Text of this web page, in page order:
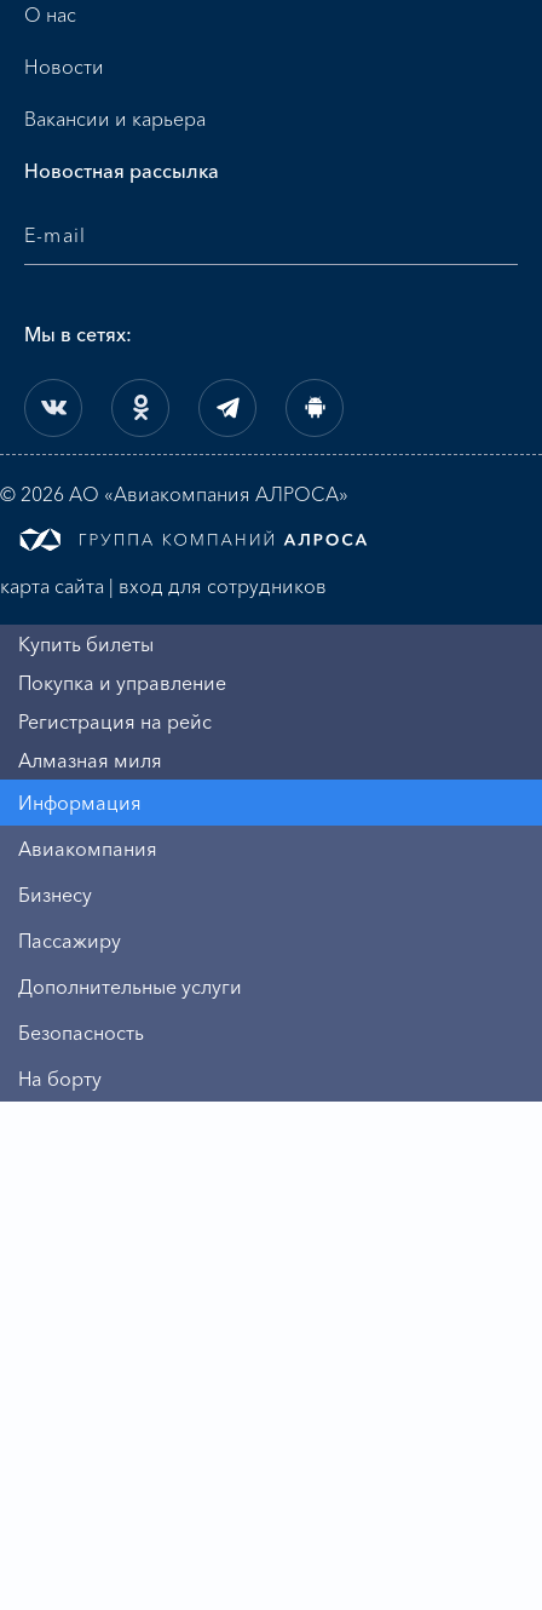
О нас
Новости
Вакансии и карьера
Новостная рассылка
Мы в сетях:
© 2026 АО «Авиакомпания АЛРОСА»
карта сайта | вход для сотрудников
Купить билеты
Покупка и управление
Регистрация на рейс
Алмазная миля
Информация
Авиакомпания
Бизнесу
Пассажиру
Дополнительные услуги
Безопасность
На борту